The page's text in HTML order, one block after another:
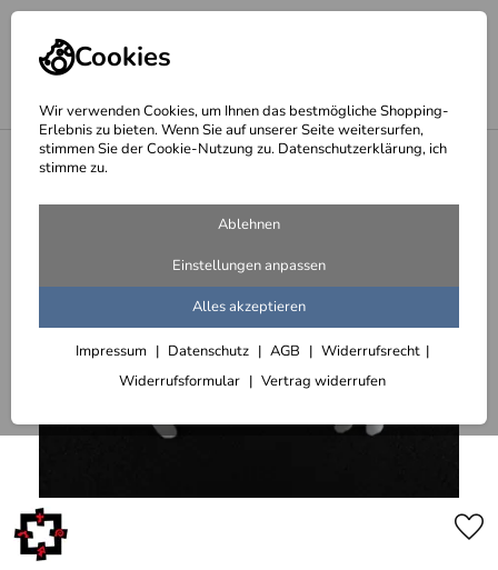
Cookies
Wir verwenden Cookies, um Ihnen das bestmögliche Shopping-
Erlebnis zu bieten. Wenn Sie auf unserer Seite weitersurfen,
stimmen Sie der Cookie-Nutzung zu. Datenschutzerklärung, ich
stimme zu.
Ablehnen
Einstellungen anpassen
Alles akzeptieren
Impressum Datenschutz AGB
Widerrufsrecht
Widerrufsformular
Vertrag widerrufen
Schilder